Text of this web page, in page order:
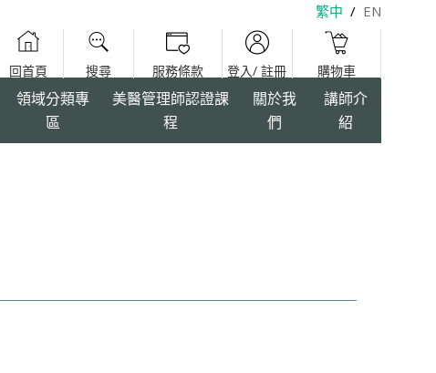
繁中 / EN
領域分類專
區
美醫管理師認證課
程
關於我
們
講師介
紹